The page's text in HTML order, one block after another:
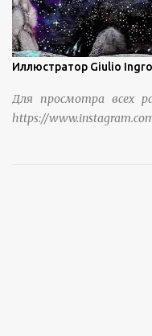
Иллюстратор Giulio
Для просмотра всех
https://